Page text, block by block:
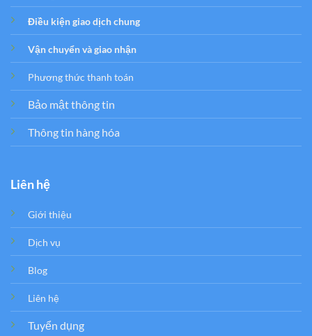
Điều kiện giao dịch chung
Vận chuyển và giao nhận
Phương thức thanh toán
Bảo mật thông tin
Thông tin hàng hóa
Liên hệ
Giới thiệu
Dịch vụ
Blog
Liên hệ
Tuyển dụng